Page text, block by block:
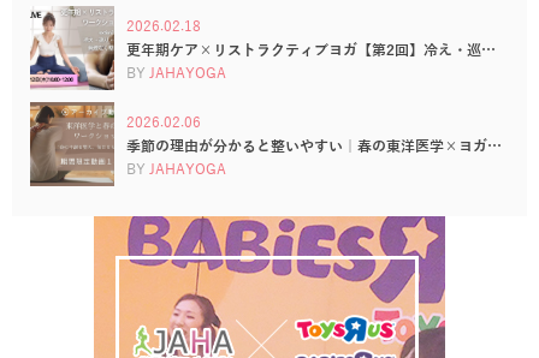
2026.02.18
更年期ケア×リストラクティブヨガ【第2回】冷え・巡…
BY JAHAYOGA
2026.02.06
季節の理由が分かると整いやすい｜春の東洋医学×ヨガ…
BY JAHAYOGA